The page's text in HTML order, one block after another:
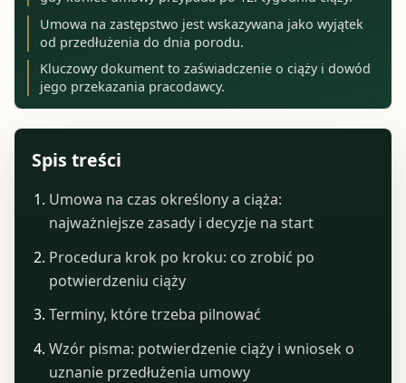
Umowa na zastępstwo jest wskazywana jako wyjątek
od przedłużenia do dnia porodu.
Kluczowy dokument to zaświadczenie o ciąży i dowód
jego przekazania pracodawcy.
Spis treści
Umowa na czas określony a ciąża:
najważniejsze zasady i decyzje na start
Procedura krok po kroku: co zrobić po
potwierdzeniu ciąży
Terminy, które trzeba pilnować
Wzór pisma: potwierdzenie ciąży i wniosek o
uznanie przedłużenia umowy